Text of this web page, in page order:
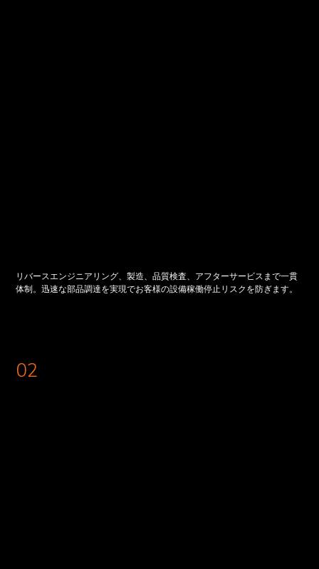
リバースエンジニアリング、製造、品質検査、アフターサービスまで一貫
体制。迅速な部品調達を実現でお客様の設備稼働停止リスクを防ぎます。
02